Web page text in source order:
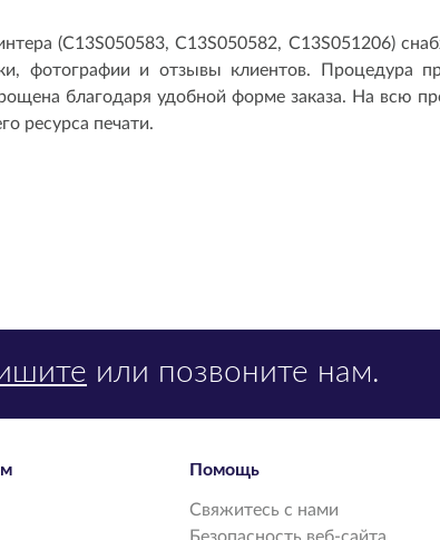
(C13S050583, C13S050582, C13S051206)
фотографии и отзывы клиентов. Процедура
благодаря удобной форме заказа. На всю
ресурса печати.
или позвоните нам.
Помощь
Свяжитесь с нами